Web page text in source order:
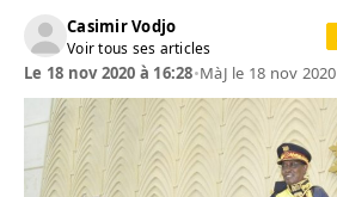
Casimir Vodjo
Voir tous ses articles
Le 18 nov 2020 à 16:28•MàJ le 18 nov 2020